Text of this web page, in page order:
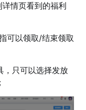
情页看到的福利
可以领取/结束领取
，只可以选择发放